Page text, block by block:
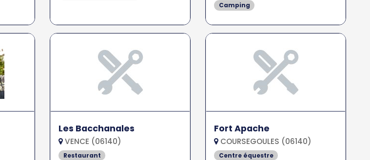
Camping
Les Bacchanales
VENCE (06140)
Restaurant
Fort Apache
COURSEGOULES (06140)
Centre équestre